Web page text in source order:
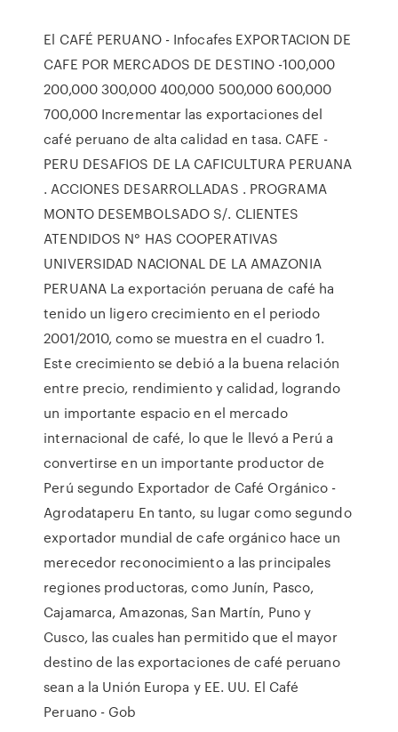
El CAFÉ PERUANO - Infocafes EXPORTACION DE
CAFE POR MERCADOS DE DESTINO -100,000
200,000 300,000 400,000 500,000 600,000
700,000 Incrementar las exportaciones del
café peruano de alta calidad en tasa. CAFE -
PERU DESAFIOS DE LA CAFICULTURA PERUANA
. ACCIONES DESARROLLADAS . PROGRAMA
MONTO DESEMBOLSADO S/. CLIENTES
ATENDIDOS N° HAS COOPERATIVAS
UNIVERSIDAD NACIONAL DE LA AMAZONIA
PERUANA La exportación peruana de café ha
tenido un ligero crecimiento en el periodo
2001/2010, como se muestra en el cuadro 1.
Este crecimiento se debió a la buena relación
entre precio, rendimiento y calidad, logrando
un importante espacio en el mercado
internacional de café, lo que le llevó a Perú a
convertirse en un importante productor de
Perú segundo Exportador de Café Orgánico -
Agrodataperu En tanto, su lugar como segundo
exportador mundial de cafe orgánico hace un
merecedor reconocimiento a las principales
regiones productoras, como Junín, Pasco,
Cajamarca, Amazonas, San Martín, Puno y
Cusco, las cuales han permitido que el mayor
destino de las exportaciones de café peruano
sean a la Unión Europa y EE. UU. El Café
Peruano - Gob